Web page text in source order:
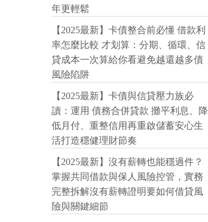
年更輕鬆
【2025最新】卡債整合前必懂 借款利
率怎麼比較 才划算：分期、循環、信
貸成本一次算給你看避免越還越多債
風險陷阱
【2025最新】卡債與信貸壓力族必
讀：運用 債務合併貸款 攤平利息、降
低月付、重整信用再重啟儲蓄安心生
活打造穩健理財節奏
【2025最新】沒有薪轉也能穩過件？
掌握共同借款與保人風險控管，實務
完整拆解沒有薪轉證明要如何借貸風
險與關鍵細節